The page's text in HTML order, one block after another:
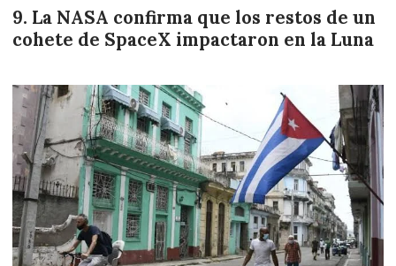
La NASA confirma que los restos de un
cohete de SpaceX impactaron en la Luna